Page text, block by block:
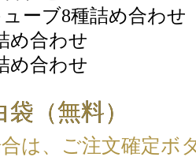
ーブ8種詰め合わせ
め合わせ
め合わせ
（無料）
は、ご注文確定ボ